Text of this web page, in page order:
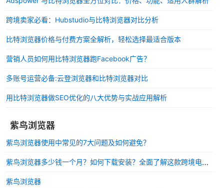
跨境卖家必看：Hubstudio与比特浏览器对比分析
比特浏览器价格与付费方案全解析，轻松选择最适合版本
营销人员如何用比特浏览器跑Facebook广告？
多账号运营必备:云登浏览器和比特浏览器对比
用比特浏览器做SEO优化的八大优势与实战应用解析
紫鸟浏览器
紫鸟浏览器使用中常见的7大问题及如何避免？
紫鸟浏览器多少钱一个月？如何下载安装？全面了解这款跨境电商利器
紫鸟浏览器